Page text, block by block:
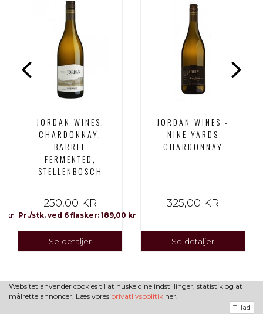
kr
JORDAN WINES,
CHARDONNAY,
BARREL
FERMENTED,
STELLENBOSCH
250,00 KR
Pr./stk. ved 6 flasker: 189,00 kr
Se detaljer
JORDAN WINES -
NINE YARDS
CHARDONNAY
325,00 KR
Se detaljer
Websitet anvender cookies til at huske dine indstillinger, statistik og at
målrette annoncer. Læs vores privatlivspolitik her.
Tillad